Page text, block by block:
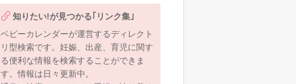
知りたい!が見つかる｢リンク集｣
ベビーカレンダーが運営するディレクト
リ型検索です。妊娠、出産、育児に関す
る便利な情報を検索することができま
す。情報は日々更新中。